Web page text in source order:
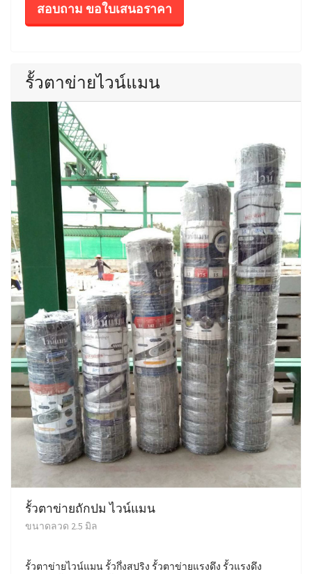
สอบถาม ขอใบเสนอราคา
รั้วตาข่ายไวน์แมน
รั้วตาข่ายถักปม ไวน์แมน
ขนาดลวด 2.5 มิล
รั้วตาข่ายไวน์แมน รั้วกึ่งสปริง รั้วตาข่ายแรงดึง รั้วแรงดึง